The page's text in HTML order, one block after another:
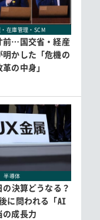
在庫管理・SCM
前…国交省・経産
かした「危機の
の中身」
半導体
の決算どうなる？
に問われる「AI
の成長力